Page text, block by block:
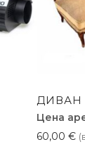
ДИВАН
Цена
60,00 €